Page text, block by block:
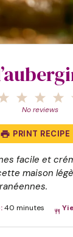
4
3
Stars
2
Stars
Star
No reviews
PRINT RECIPE
facile et
maison
40 minutes